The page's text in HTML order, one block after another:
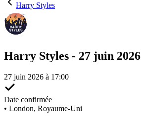
Harry Styles
Harry Styles - 27 juin 2026
27 juin 2026 à 17:00
Date confirmée
• London, Royaume-Uni